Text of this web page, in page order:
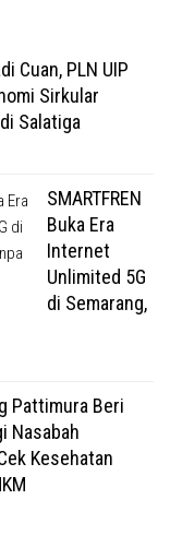
Cuan, PLN UIP
Sirkular
Salatiga
SMARTFREN
Buka Era
Internet
Unlimited 5G
di Semarang,
Pattimura Beri
Nasabah
Kesehatan